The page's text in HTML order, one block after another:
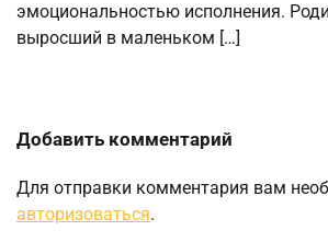
эмоциональностью исполнения.
выросший в маленьком […]
Добавить комментарий
Для отправки комментария вам
авторизоваться.